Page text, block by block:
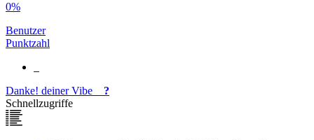
0%
Benutzer
Punktzahl
Danke! deinerVibe
?
Schnellzugriffe